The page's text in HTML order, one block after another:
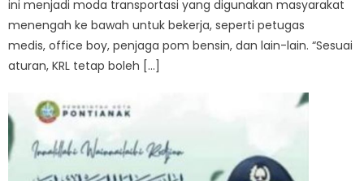
ini menjadi moda transportasi yang digunakan masyarakat
menengah ke bawah untuk bekerja, seperti petugas
medis, office boy, penjaga pom bensin, dan lain-lain. “Sesuai
aturan, KRL tetap boleh […]